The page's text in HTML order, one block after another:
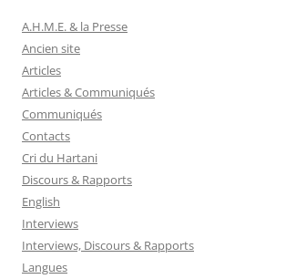
A.H.M.E. & la Presse
Ancien site
Articles
Articles & Communiqués
Communiqués
Contacts
Cri du Hartani
Discours & Rapports
English
Interviews
Interviews, Discours & Rapports
Langues